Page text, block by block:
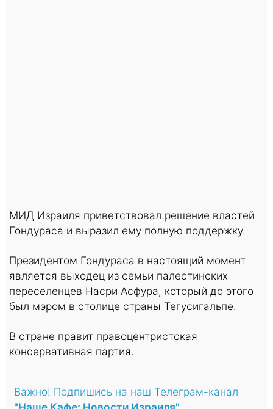
МИД Израиля приветствовал решение властей
Гондураса и выразил ему полную поддержку.
Президентом Гондураса в настоящий момент
является выходец из семьи палестинских
переселенцев Насри Асфура, который до этого
был мэром в столице страны Тегусигальпе.
В стране правит правоцентристская
консервативная партия.
Важно! Подпишись на наш Телеграм-канал